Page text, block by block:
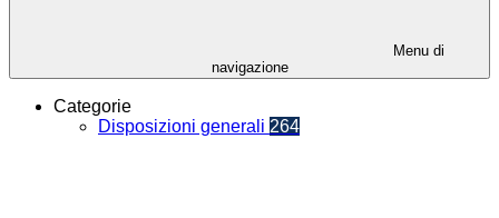
Menu di
navigazione
Categorie
Disposizioni generali 264